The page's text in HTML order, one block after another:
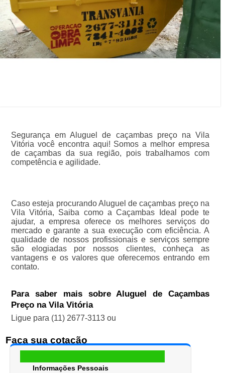
Segurança em Aluguel de caçambas preço na Vila
Vitória você encontra aqui! Somos a melhor empresa
de caçambas da sua região, pois trabalhamos com
competência e agilidade.
Caso esteja procurando Aluguel de caçambas preço na
Vila Vitória, Saiba como a Caçambas Ideal pode te
ajudar, a empresa oferece os melhores serviços do
mercado e garante a sua execução com eficiência. A
qualidade de nossos profissionais e serviços sempre
são elogiadas por nossos clientes, conheça as
vantagens e os valores que oferecemos entrando em
contato.
Para saber mais sobre Aluguel de Caçambas
Preço na Vila Vitória
Ligue para (11) 2677-3113ou
Faça sua cotação
Informações Pessoais